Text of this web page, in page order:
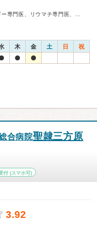
ー専門医、リウマチ専門医、…
木 金 土 日 祝
合病院聖隷三方原
付 (スマホ可)
3.92